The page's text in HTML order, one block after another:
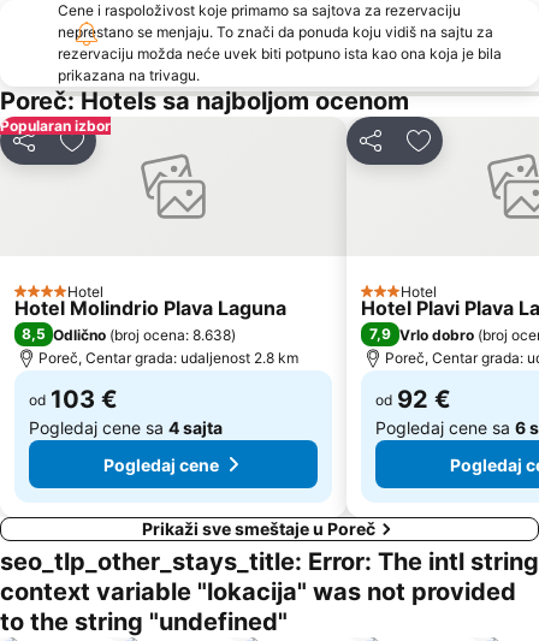
Gradsko kupalište Poreč
Poreč 24 hours
Polari
St. Bernardin
Simonov zaliv
Adria Ankaran
Stand up Comedy by Željko Pervan
Vile Park Bernardin
Autobusna postaja Pula
Maslinica
Laguna
Rose Spa
Aquarium Piran
Staro mesto Piran
Mirta
Communal Palace
Cene i raspoloživost koje primamo sa sajtova za rezervaciju
neprestano se menjaju. To znači da ponuda koju vidiš na sajtu za
rezervaciju možda neće uvek biti potpuno ista kao ona koja je bila
prikazana na trivagu.
Poreč: Hotels sa najboljom ocenom
Popularan izbor
Deli Dodati u favorite
4 Zvezdice
Hotel
Hotel Molindrio Plava Laguna
8,5 Odlično (broj ocena: 8.638)
Poreč, Centar grada: udaljenost 2.8 km
od 103 €
Pogledaj cene sa 4 sajta
Pogledaj cene
Deli Dodati u
3 Zvezdice
Hotel
Hotel Plavi Plava
7,9 Vrlo dobro (broj
Poreč, Centar grada:
od 92 €
Pogledaj cene sa 6
Pogledaj
Prikaži sve smeštaje u Poreč
seo_tlp_other_stays_title: Error: The intl string
context variable "lokacija" was not provided
to the string "undefined"